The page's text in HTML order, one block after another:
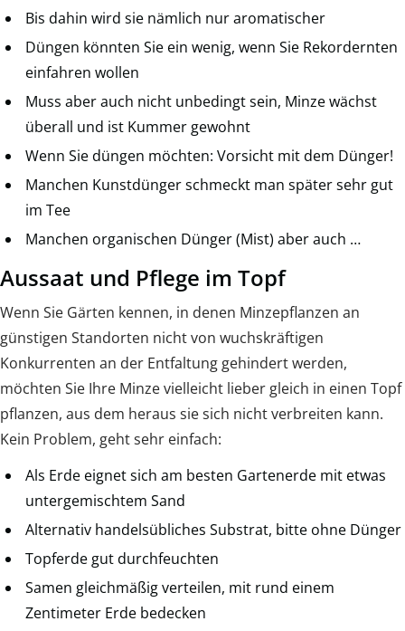
Bis dahin wird sie nämlich nur aromatischer
Düngen könnten Sie ein wenig, wenn Sie Rekordernten
einfahren wollen
Muss aber auch nicht unbedingt sein, Minze wächst
überall und ist Kummer gewohnt
Wenn Sie düngen möchten: Vorsicht mit dem Dünger!
Manchen Kunstdünger schmeckt man später sehr gut
im Tee
Manchen organischen Dünger (Mist) aber auch …
Aussaat und Pflege im Topf
Wenn Sie Gärten kennen, in denen Minzepflanzen an
günstigen Standorten nicht von wuchskräftigen
Konkurrenten an der Entfaltung gehindert werden,
möchten Sie Ihre Minze vielleicht lieber gleich in einen Topf
pflanzen, aus dem heraus sie sich nicht verbreiten kann.
Kein Problem, geht sehr einfach:
Als Erde eignet sich am besten Gartenerde mit etwas
untergemischtem Sand
Alternativ handelsübliches Substrat, bitte ohne Dünger
Topferde gut durchfeuchten
Samen gleichmäßig verteilen, mit rund einem
Zentimeter Erde bedecken